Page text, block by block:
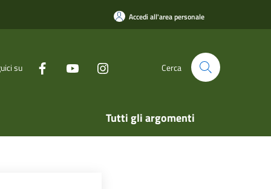
Accedi all'area personale
su Cerca
Tutti gli argomenti